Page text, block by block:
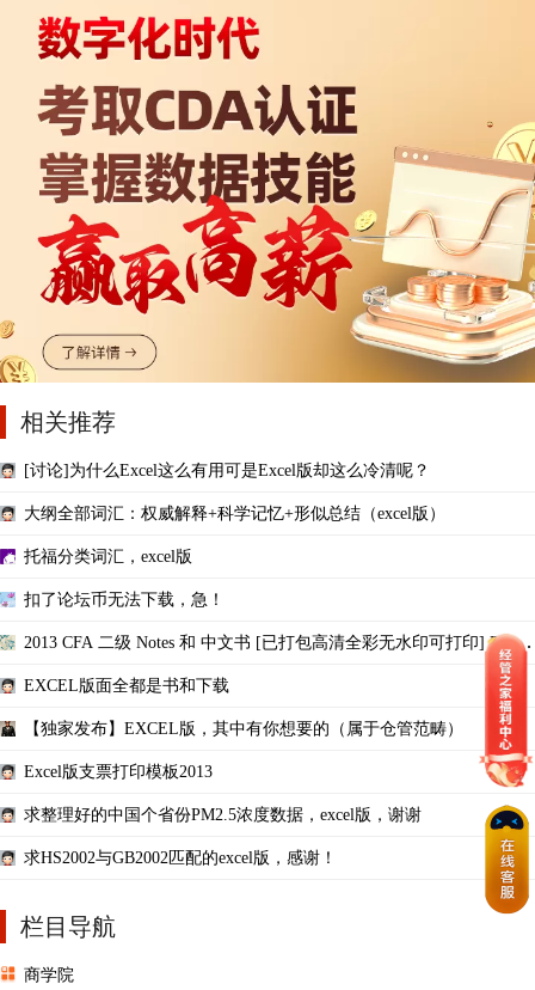
相关推荐
[讨论]为什么Excel这么有用可是Excel版却这么冷清呢？
大纲全部词汇：权威解释+科学记忆+形似总结（excel版）
托福分类词汇，excel版
扣了论坛币无法下载，急！
2013 CFA 二级 Notes 和 中文书 [已打包高清全彩无水印可打印] PDF
EXCEL版面全都是书和下载
【独家发布】EXCEL版，其中有你想要的（属于仓管范畴）
Excel版支票打印模板2013
求整理好的中国个省份PM2.5浓度数据，excel版，谢谢
求HS2002与GB2002匹配的excel版，感谢！
栏目导航
商学院